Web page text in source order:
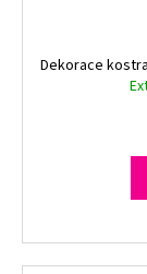
Dekorace